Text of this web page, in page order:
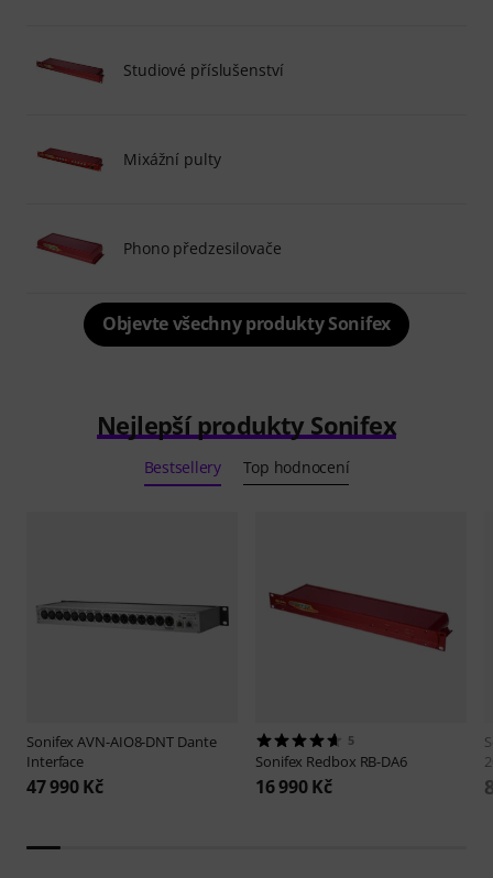
Studiové příslušenství
Mixážní pulty
Phono předzesilovače
Objevte všechny produkty Sonifex
Nejlepší produkty Sonifex
Bestsellery Top hodnocení
SonifexAVN-AIO8-DNT Dante
Interface
47 990 Kč
5
Sonifex Redbox RB-DA6
16 990 Kč